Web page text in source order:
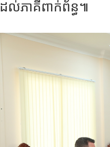
ដល់ភាគីពាក់ព័ន្ធ៕